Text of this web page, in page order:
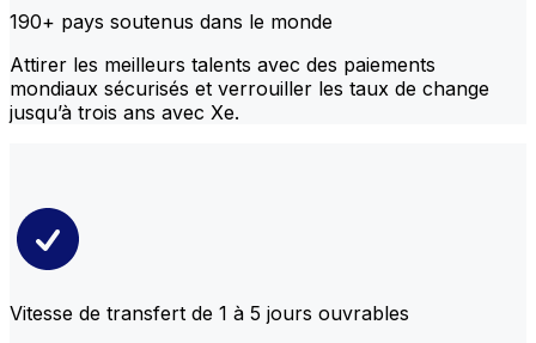
190+ pays soutenus dans le monde
Attirer les meilleurs talents avec des paiements
mondiaux sécurisés et verrouiller les taux de change
jusqu’à trois ans avec Xe.
Vitesse de transfert de 1 à 5 jours ouvrables